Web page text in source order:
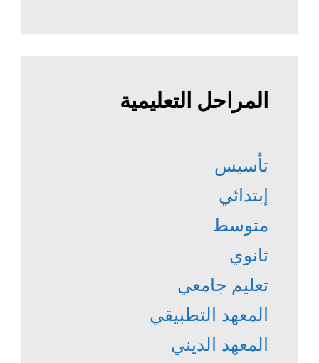
المراحل التعليمية
تأسيس
إبتدائي
متوسط
ثانوي
تعليم جامعي
المعهد التطبيقي
المعهد الديني